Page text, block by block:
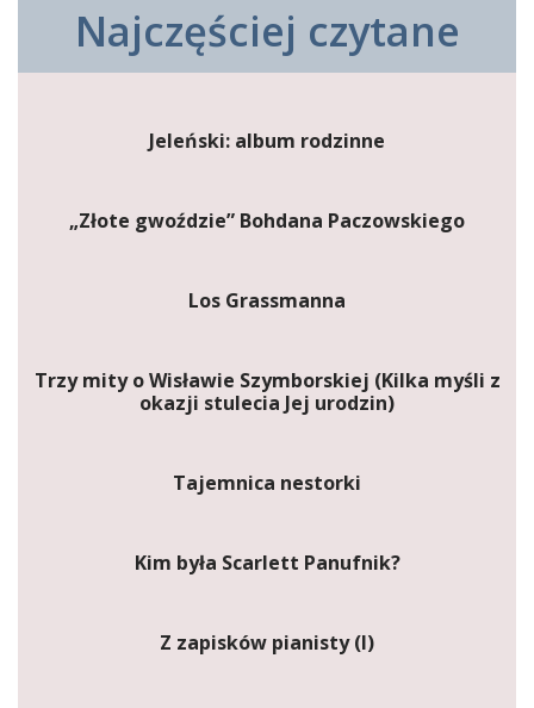
Najczęściej czytane
Jeleński: album rodzinne
„Złote gwoździe” Bohdana Paczowskiego
Los Grassmanna
Trzy mity o Wisławie Szymborskiej (Kilka myśli z
okazji stulecia Jej urodzin)
Tajemnica nestorki
Kim była Scarlett Panufnik?
Z zapisków pianisty (I)